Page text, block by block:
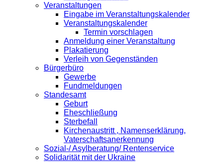
Veranstaltungen
Eingabe im Veranstaltungskalender
Veranstaltungskalender
Termin vorschlagen
Anmeldung einer Veranstaltung
Plakatierung
Verleih von Gegenständen
Bürgerbüro
Gewerbe
Fundmeldungen
Standesamt
Geburt
Eheschließung
Sterbefall
Kirchenaustritt , Namenserklärung,
Vaterschaftsanerkennung
Sozial-/ Asylberatung/ Rentenservice
Solidarität mit der Ukraine